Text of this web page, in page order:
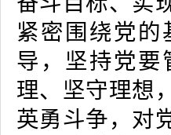
紧密围绕党
导，坚持党要
理、坚守理想
英勇斗争，对